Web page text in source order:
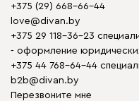
+375 (29) 668-66-44
love@divan.by
+375 29 118-36-23
- оформление
+375 44 768-64-44
b2b@divan.by
Перезвоните мне